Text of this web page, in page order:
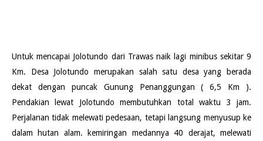
Untuk mencapai Jolotundo dari Trawas naik lagi minibus sekitar 9
Km. Desa Jolotundo merupakan salah satu desa yang berada
dekat dengan puncak Gunung Penanggungan ( 6,5 Km ).
Pendakian lewat Jolotundo membutuhkan total waktu 3 jam.
Perjalanan tidak melewati pedesaan, tetapi langsung menyusup ke
dalam hutan alam. kemiringan medannya 40 derajat, melewati